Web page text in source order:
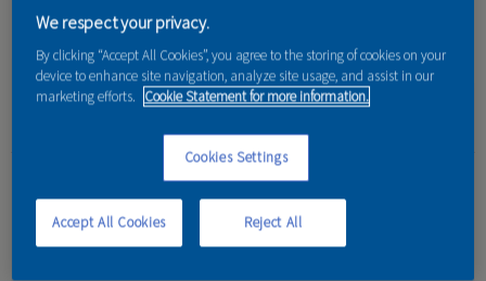
PORADENSTVÍ
AKCE A NOVINKY
PARTNEŘI
KONTAKT
Domů »Partneri
Vymazlenej pokoj
Nad Spáleným mlýnem 466/3
We respect your privacy.
By clicking “Accept All Cookies”, you agree to the storing of cookies on your
device to enhance site navigation, analyze site usage, and assist in our
marketing efforts. Cookie Statement for more information.
Cookies Settings
Reject All
Accept All Cookies